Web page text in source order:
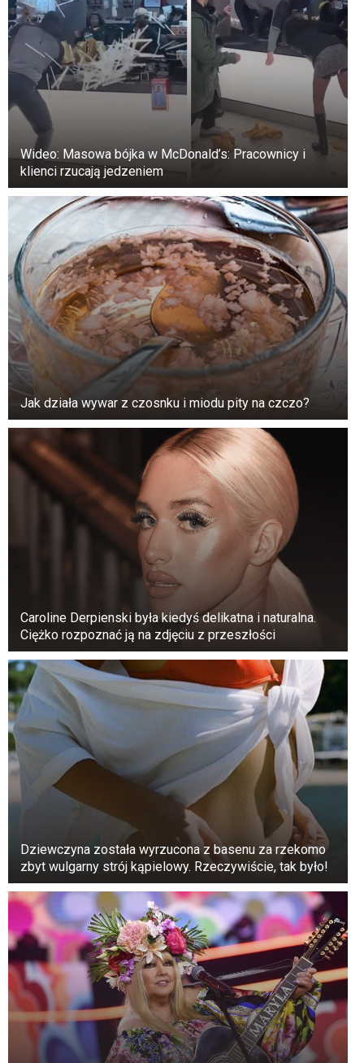
Wideo: Masowa bójka w McDonald’s: Pracownicy i
klienci rzucają jedzeniem
Jak działa wywar z czosnku i miodu pity na czczo?
Caroline Derpienski była kiedyś delikatna i naturalna.
Ciężko rozpoznać ją na zdjęciu z przeszłości
Dziewczyna została wyrzucona z basenu za rzekomo
zbyt wulgarny strój kąpielowy. Rzeczywiście, tak było!